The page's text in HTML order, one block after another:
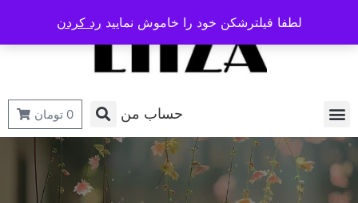
حساب من 0 تومان
لطفا فیلترشکن خود را خاموش نمایید رد کردن